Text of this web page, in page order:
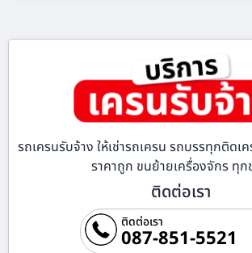
รถเครนรับจ้าง ให้เช่ารถเครน รถบรรทุกติดเ
ราคาถูก ขนย้ายเครื่องจักร ทุ
ติดต่อเรา
ติดต่อเรา
087-851-5521